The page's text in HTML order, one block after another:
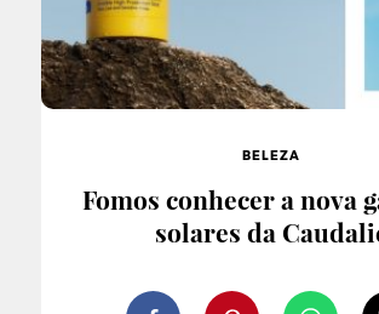
BELEZA
Fomos conhecer a nova
solares da